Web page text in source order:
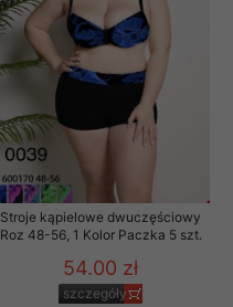
Stroje kąpielowe dwuczęściowy
Roz 48-56, 1 Kolor Paczka 5 szt.
54.00 zł
szczegóły